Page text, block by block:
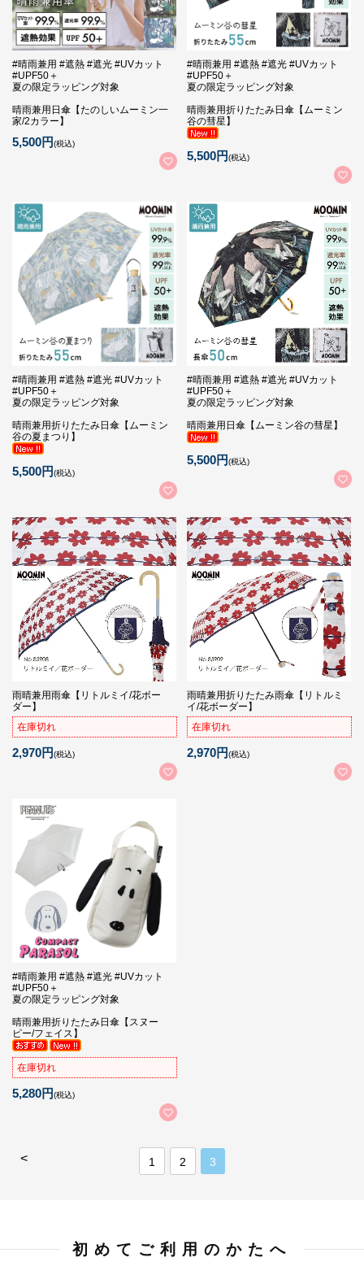
#晴雨兼用 #遮熱 #遮光 #UVカット
#UPF50＋
夏の限定ラッピング対象
晴雨兼用日傘【たのしいムーミン一
家/2カラー】
5,500円(税込)
#晴雨兼用 #遮熱 #遮光 #UVカット
#UPF50＋
夏の限定ラッピング対象
晴雨兼用折りたたみ日傘【ムーミン
谷の彗星】
5,500円(税込)
#晴雨兼用 #遮熱 #遮光 #UVカット
#UPF50＋
夏の限定ラッピング対象
晴雨兼用折りたたみ日傘【ムーミン
谷の夏まつり】
5,500円(税込)
#晴雨兼用 #遮熱 #遮光 #UVカット
#UPF50＋
夏の限定ラッピング対象
晴雨兼用日傘【ムーミン谷の彗星】
5,500円(税込)
雨晴兼用雨傘【リトルミイ/花ボー
ダー】
在庫切れ
2,970円(税込)
雨晴兼用折りたたみ雨傘【リトルミ
イ/花ボーダー】
在庫切れ
2,970円(税込)
#晴雨兼用 #遮熱 #遮光 #UVカット
#UPF50＋
夏の限定ラッピング対象
晴雨兼用折りたたみ日傘【スヌー
ピー/フェイス】
在庫切れ
5,280円(税込)
< 1 2 3
初めてご利用のかたへ